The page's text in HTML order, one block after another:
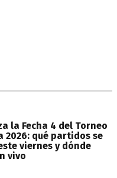
la Fecha 4 del Torneo
2026: qué partidos se
viernes y dónde
vivo